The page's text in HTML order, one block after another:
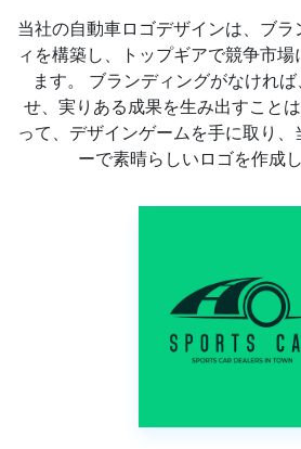
当社の自動車ロゴデザインは、ブ
ィを構築し、トップギアで競争市
ます。 ブランディングがなけれ
せ、実りある成果を生み出すこと
って、デザインゲームを手に取り
ーで素晴らしいロゴを作成